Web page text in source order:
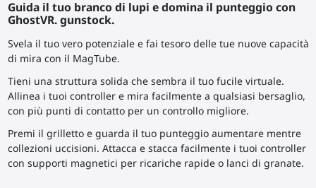
Guida il tuo branco di lupi e domina il punteggio con
GhostVR. gunstock.
Svela il tuo vero potenziale e fai tesoro delle tue nuove capacità
di mira con il MagTube.
Tieni una struttura solida che sembra il tuo fucile virtuale.
Allinea i tuoi controller e mira facilmente a qualsiasi bersaglio,
con più punti di contatto per un controllo migliore.
Premi il grilletto e guarda il tuo punteggio aumentare mentre
collezioni uccisioni. Attacca e stacca facilmente i tuoi controller
con supporti magnetici per ricariche rapide o lanci di granate.